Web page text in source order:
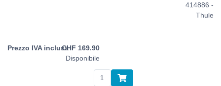
414886 -
Thule
CHF 169.90
Disponibile